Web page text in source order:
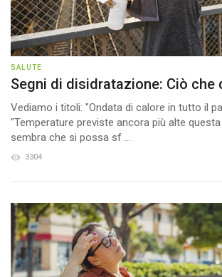
SALUTE
Segni di disidratazione: Ciò che
Vediamo i titoli: "Ondata di calore in tutto il
"Temperature previste ancora più alte
sembra che si possa sf ...
3304